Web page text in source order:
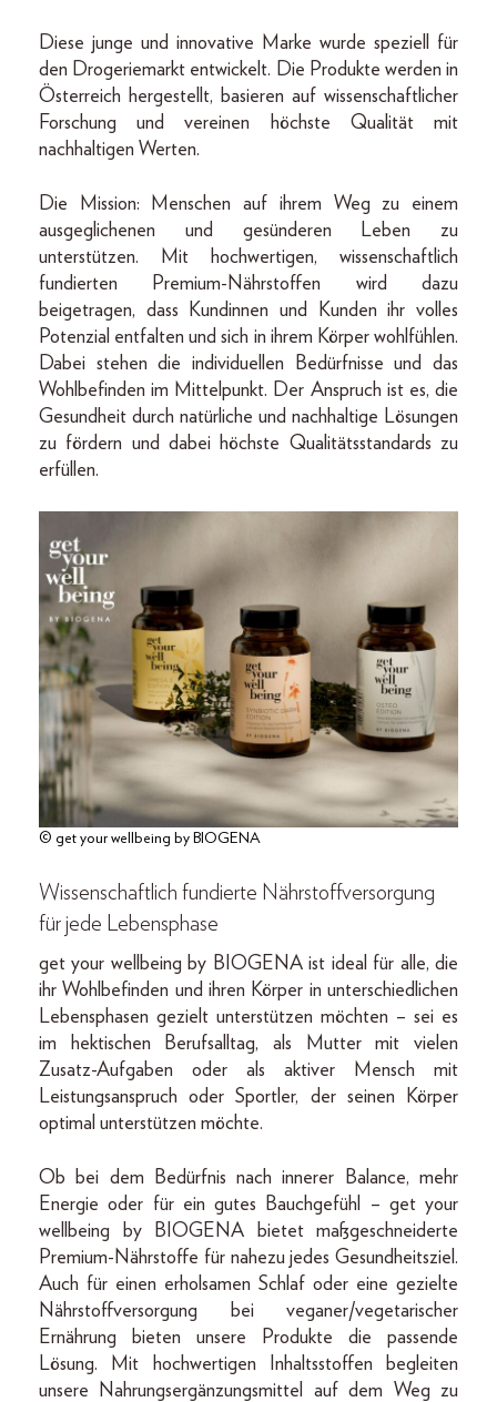
Diese junge und innovative Marke wurde speziell für
den Drogeriemarkt entwickelt. Die Produkte werden in
Österreich hergestellt, basieren auf wissenschaftlicher
Forschung und vereinen höchste Qualität mit
nachhaltigen Werten.
Die Mission: Menschen auf ihrem Weg zu einem
ausgeglichenen und gesünderen Leben zu
unterstützen. Mit hochwertigen, wissenschaftlich
fundierten Premium-Nährstoffen wird dazu
beigetragen, dass Kundinnen und Kunden ihr volles
Potenzial entfalten und sich in ihrem Körper wohlfühlen.
Dabei stehen die individuellen Bedürfnisse und das
Wohlbefinden im Mittelpunkt. Der Anspruch ist es, die
Gesundheit durch natürliche und nachhaltige Lösungen
zu fördern und dabei höchste Qualitätsstandards zu
erfüllen.
© get your wellbeing by BIOGENA
Wissenschaftlich fundierte Nährstoffversorgung
für jede Lebensphase
get your wellbeing by BIOGENA ist ideal für alle, die
ihr Wohlbefinden und ihren Körper in unterschiedlichen
Lebensphasen gezielt unterstützen möchten – sei es
im hektischen Berufsalltag, als Mutter mit vielen
Zusatz-Aufgaben oder als aktiver Mensch mit
Leistungsanspruch oder Sportler, der seinen Körper
optimal unterstützen möchte.
Ob bei dem Bedürfnis nach innerer Balance, mehr
Energie oder für ein gutes Bauchgefühl – get your
wellbeing by BIOGENA bietet maßgeschneiderte
Premium-Nährstoffe für nahezu jedes Gesundheitsziel.
Auch für einen erholsamen Schlaf oder eine gezielte
Nährstoffversorgung bei veganer/vegetarischer
Ernährung bieten unsere Produkte die passende
Lösung. Mit hochwertigen Inhaltsstoffen begleiten
unsere Nahrungsergänzungsmittel auf dem Weg zu